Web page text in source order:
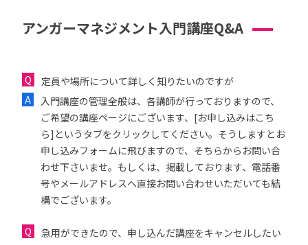
アンガーマネジメント入門講座Q&A
定員や場所について詳しく知りたいのですが
入門講座の管理全般は、各講師が行っておりますので、
ご希望の講座ページにございます、[お申し込みはこち
ら]というタブをクリックしてください。そうしますとお
申し込みフォームに飛びますので、そちらからお問い合
わせ下さいませ。もしくは、掲載しております、電話番
号やメールアドレスへ直接お問い合わせいただいても結
構でございます。
急用ができたので、申し込んだ講座をキャンセルしたい